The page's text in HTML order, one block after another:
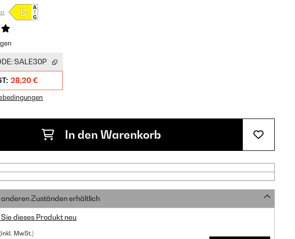
SALE30P
28,20 €
In den Warenkorb
anderen Zuständen erhältlich
dieses Produkt neu
(inkl. MwSt.)